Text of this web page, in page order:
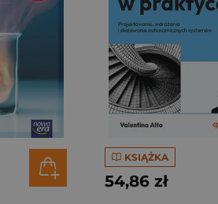
KSIĄŻKA
54,86 zł